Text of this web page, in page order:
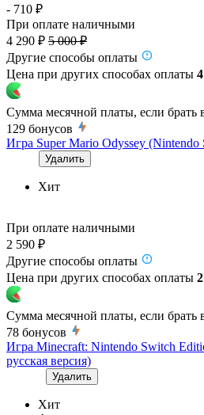
- 710 ₽
При оплате наличными
4 290 ₽ 5 000 ₽
Другие способы оплаты
Цена при других способах оплаты
Сумма месячной платы, если брать
129 бонусов
Игра Super Mario Odyssey (Nintendo
Удалить
Хит
При оплате наличными
2 590 ₽
Другие способы оплаты
Цена при других способах оплаты
Сумма месячной платы, если брать
78 бонусов
Игра Minecraft: Nintendo Switch
русская версия)
Удалить
Хит